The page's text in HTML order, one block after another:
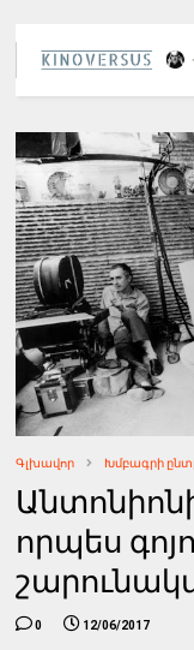
Գլխավոր Խմբագրի
որպես
0 12/06/2017